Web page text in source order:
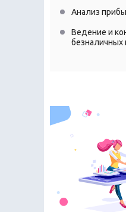
Анализ
Ведение и
безналичных